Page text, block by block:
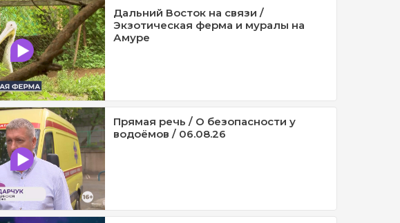
Дальний Восток на связи /
Экзотическая ферма и муралы на
Амуре
Прямая речь / О безопасности у
водоёмов / 06.08.26